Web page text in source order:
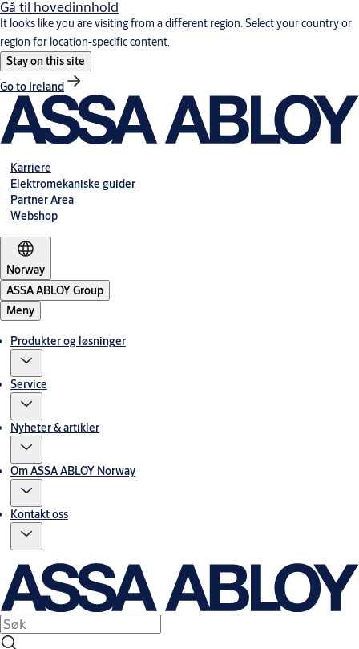
Gå til hovedinnhold
It looks like you are visiting from a different region. Select your country or
region for location-specific content.
Stay on this site
Go to Ireland
Karriere
Elektromekaniske guider
Partner Area
Webshop
Norway
ASSA ABLOY Group
Meny
Produkter og løsninger
Service
Nyheter & artikler
Om ASSA ABLOY Norway
Kontakt oss